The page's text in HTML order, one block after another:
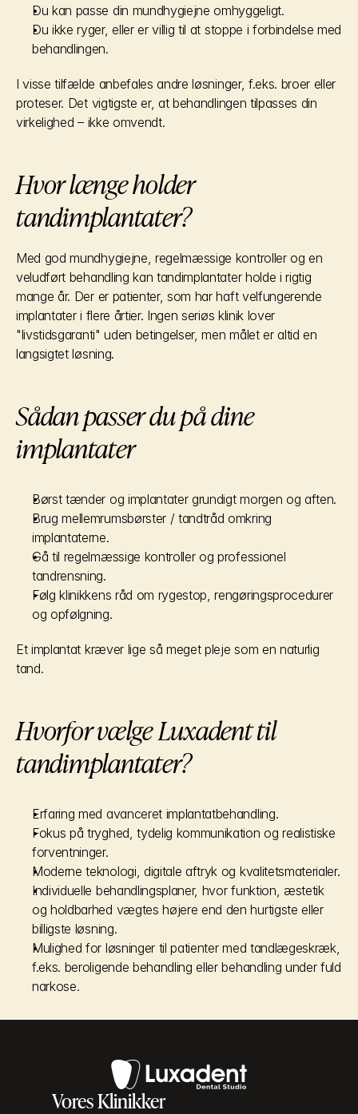
Du kan passe din mundhygiejne omhyggeligt.
Du ikke ryger, eller er villig til at stoppe i forbindelse med
behandlingen.
I visse tilfælde anbefales andre løsninger, f.eks. broer eller
proteser. Det vigtigste er, at behandlingen tilpasses din
virkelighed – ikke omvendt.
Hvor længe holder
tandimplantater?
Med god mundhygiejne, regelmæssige kontroller og en
veludført behandling kan tandimplantater holde i rigtig
mange år. Der er patienter, som har haft velfungerende
implantater i flere årtier. Ingen seriøs klinik lover
"livstidsgaranti" uden betingelser, men målet er altid en
langsigtet løsning.
Sådan passer du på dine
implantater
Børst tænder og implantater grundigt morgen og aften.
Brug mellemrumsbørster / tandtråd omkring
implantaterne.
Gå til regelmæssige kontroller og professionel
tandrensning.
Følg klinikkens råd om rygestop, rengøringsprocedurer
og opfølgning.
Et implantat kræver lige så meget pleje som en naturlig
tand.
Hvorfor vælge Luxadent til
tandimplantater?
Erfaring med avanceret implantatbehandling.
Fokus på tryghed, tydelig kommunikation og realistiske
forventninger.
Moderne teknologi, digitale aftryk og kvalitetsmaterialer.
Individuelle behandlingsplaner, hvor funktion, æstetik
og holdbarhed vægtes højere end den hurtigste eller
billigste løsning.
Mulighed for løsninger til patienter med tandlægeskræk,
f.eks. beroligende behandling eller behandling under fuld
narkose.
Vores Klinikker